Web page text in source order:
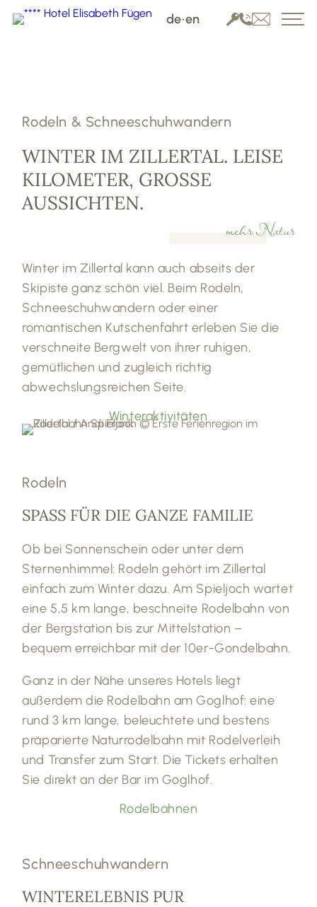
de•en
Rodeln & Schneeschuhwandern
WINTER IM ZILLERTAL. LEISE
KILOMETER, GROSSE A
USSICHTEN.
mehr Natur
Winter im Zillertal kann auch abseits der
Skipiste ganz schön viel. Beim Rodeln,
Schneeschuhwandern oder einer
romantischen Kutschenfahrt erleben Sie die
verschneite Bergwelt von ihrer ruhigen,
gemütlichen und zugleich richtig
abwechslungsreichen Seite.
Winteraktivitäten
Rodeln
SPASS FÜR DIE GANZE FAMILIE
Ob bei Sonnenschein oder unter dem
Sternenhimmel: Rodeln gehört im Zillertal
einfach zum Winter dazu. Am Spieljoch wartet
eine 5,5 km lange, beschneite Rodelbahn von
der Bergstation bis zur Mittelstation –
bequem erreichbar mit der 10er-Gondelbahn.
Ganz in der Nähe unseres Hotels liegt
außerdem die Rodelbahn am Goglhof: eine
rund 3 km lange, beleuchtete und bestens
präparierte Naturrodelbahn mit Rodelverleih
und Transfer zum Start. Die Tickets erhalten
Sie direkt an der Bar im Goglhof.
Rodelbahnen
Schneeschuhwandern
WINTERELEBNIS PUR